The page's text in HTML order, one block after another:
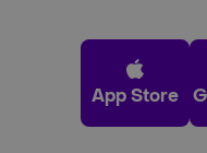
App Store